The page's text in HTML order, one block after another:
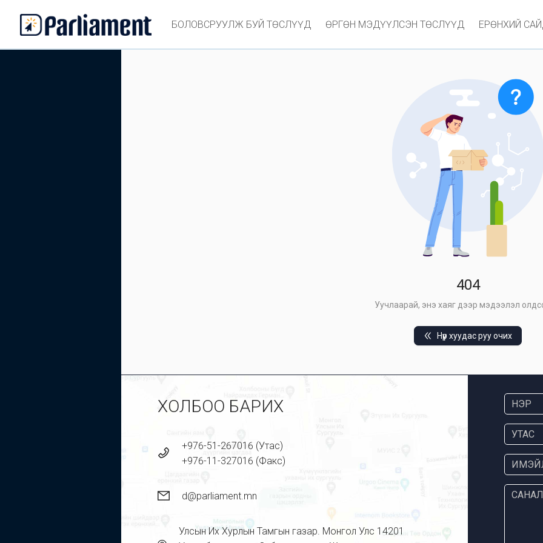
БОЛОВСРУУЛЖ БУЙ ТӨСЛҮҮД ӨРГӨН МЭДҮҮЛСЭН ТӨСЛҮҮД ЕРӨНХИЙ
404
Уучлаарай, энэ хаяг дээр мэдээлэл
Нүүр хуудас руу очих
ХОЛБОО БАРИХ
+976-51-267016 (Утас)
+976-11-327016 (Факс)
d@parliament.mn
Улсын Их Хурлын Тамгын газар. Монгол Улс 14201